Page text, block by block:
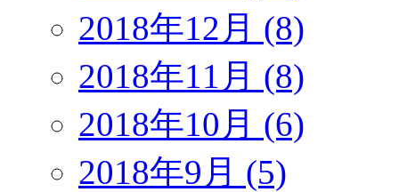
2018年12月 (8)
2018年11月 (8)
2018年10月 (6)
2018年9月 (5)